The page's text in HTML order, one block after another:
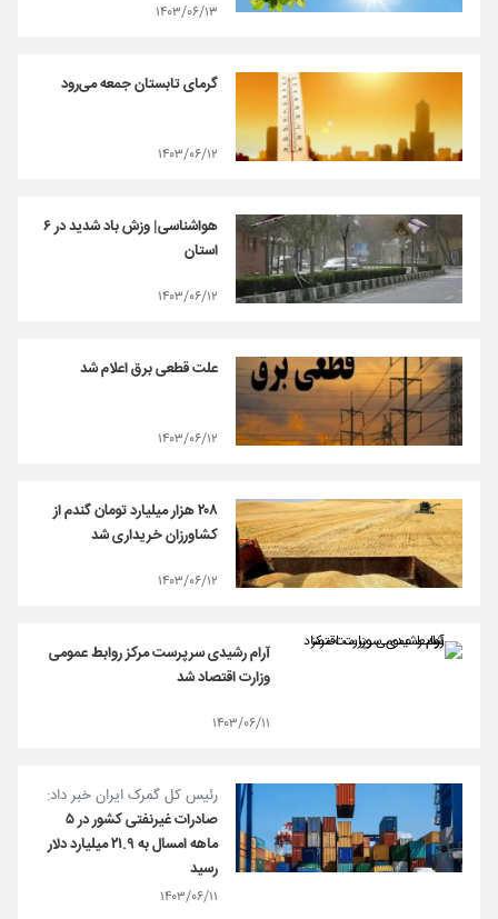
۱۴۰۳/۰۶/۱۳
گرمای تابستان جمعه می‌رود
۱۴۰۳/۰۶/۱۲
هواشناسی| وزش باد شدید در ۶
استان
۱۴۰۳/۰۶/۱۲
علت قطعی برق اعلام شد
۱۴۰۳/۰۶/۱۲
۲۰۸ هزار میلیارد تومان گندم از
کشاورزان خریداری شد
۱۴۰۳/۰۶/۱۲
آرام رشیدی سرپرست مركز روابط عمومی
وزارت اقتصاد شد
۱۴۰۳/۰۶/۱۱
رئیس کل گمرک ایران خبر داد:
صادرات غیرنفتی کشور در ۵
ماهه امسال به ۲۱.۹ میلیارد دلار
رسید
۱۴۰۳/۰۶/۱۱